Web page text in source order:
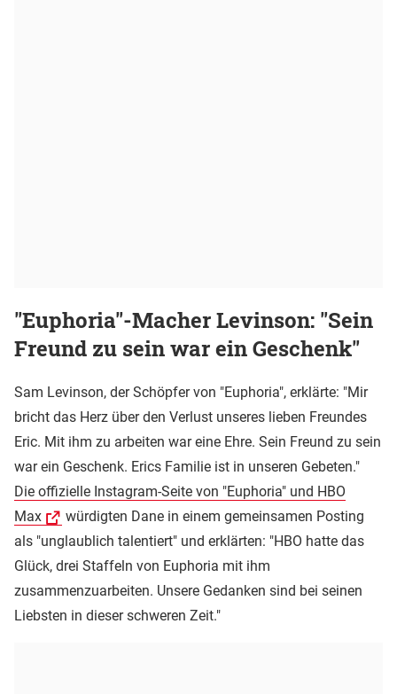
"Euphoria"-Macher Levinson: "Sein
Freund zu sein war ein Geschenk"
Sam Levinson, der Schöpfer von "Euphoria", erklärte: "Mir
bricht das Herz über den Verlust unseres lieben Freundes
Eric. Mit ihm zu arbeiten war eine Ehre. Sein Freund zu sein
war ein Geschenk. Erics Familie ist in unseren Gebeten."
Die offizielle Instagram-Seite von "Euphoria" und HBO
Max
würdigten Dane in einem gemeinsamen Posting
als "unglaublich talentiert" und erklärten: "HBO hatte das
Glück, drei Staffeln von Euphoria mit ihm
zusammenzuarbeiten. Unsere Gedanken sind bei seinen
Liebsten in dieser schweren Zeit."